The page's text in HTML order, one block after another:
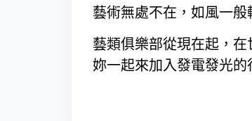
藝術無處不在，如風一般
藝類俱樂部從現在起，
妳一起來加入發電發光的